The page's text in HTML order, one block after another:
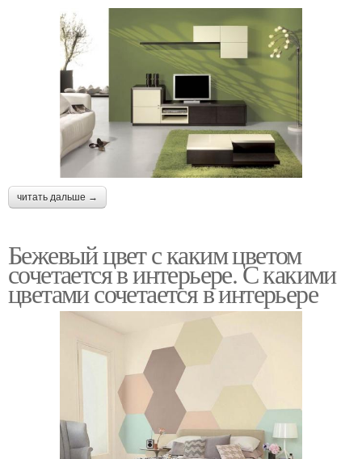
читать дальше →
Бежевый цвет с каким цветом
сочетается в интерьере. С какими
цветами сочетается в интерьере